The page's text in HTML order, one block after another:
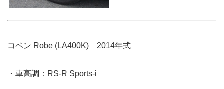
コペン Robe (LA400K) 2014年式
・車高調：RS-R Sports-i